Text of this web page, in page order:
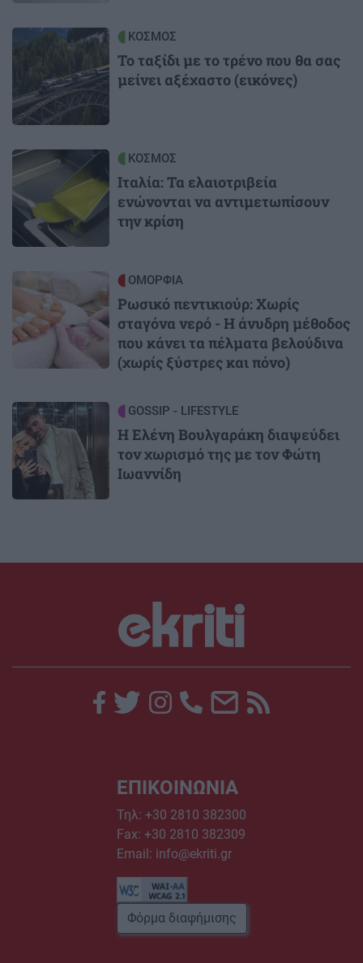
Image ΚΟΣΜΟΣ
Το ταξίδι με το τρένο που θα σας
μείνει αξέχαστο (εικόνες)
Image ΚΟΣΜΟΣ
Ιταλία: Τα ελαιοτριβεία
ενώνονται να αντιμετωπίσουν
την κρίση
ΟΜΟΡΦΙΑ
Ρωσικό πεντικιούρ: Χωρίς
σταγόνα νερό - Η άνυδρη μέθοδος
που κάνει τα πέλματα βελούδινα
(χωρίς ξύστρες και πόνο)
Image GOSSIP - LIFESTYLE
Η Ελένη Βουλγαράκη διαψεύδει
τον χωρισμό της με τον Φώτη
Ιωαννίδη
ΕΠΙΚΟΙΝΩΝΙΑ
Τηλ: +30 2810 382300
Fax: +30 2810 382309
Email: info@ekriti.gr
Φόρμα διαφήμισης